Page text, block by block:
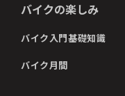
バイクの楽しみ
バイク入門基礎知識
バイク月間